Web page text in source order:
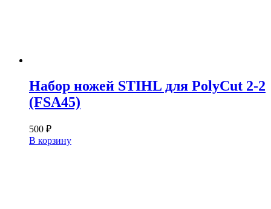
Набор ножей STIHL для PolyCut 2-2
(FSA45)
500 ₽
В корзину